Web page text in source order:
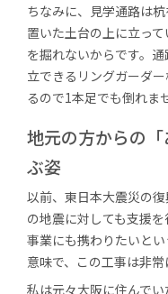
ちなみに、見学通路は
置いた土台の上に立っ
を掘れないからです。
立できるリングガーダ
るので1本足でも倒れま
地元の方からの「
ぶ姿
以前、東日本大震災の
の地震に対しても支援
事業にも携わりたいと
意味で、この工事は非常
私は元々大阪に住んで